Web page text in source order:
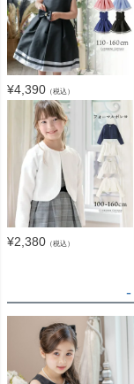
¥4,390 （税込）
¥2,380 （税込）